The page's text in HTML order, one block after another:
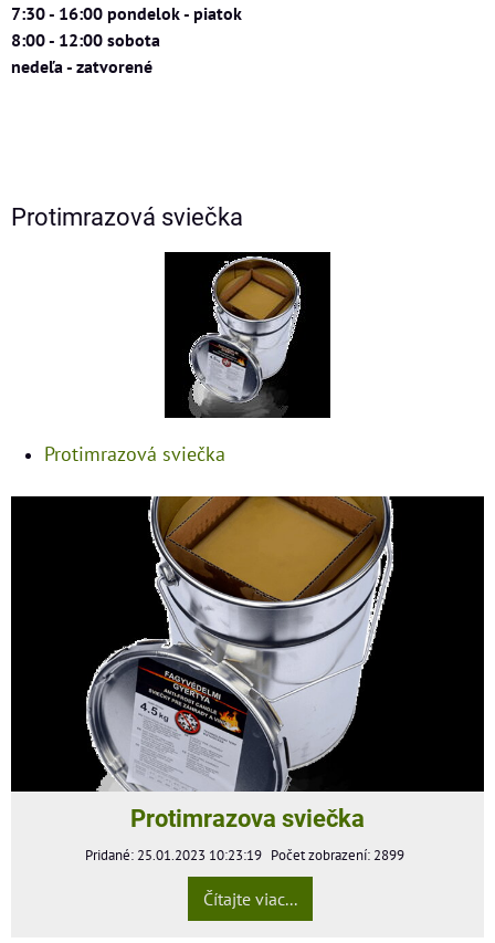
7:30 - 16:00 pondelok - piatok
8:00 - 12:00 sobota
nedeľa - zatvorené
Protimrazová sviečka
Protimrazová sviečka
Protimrazova sviečka
Pridané: 25.01.2023 10:23:19 Počet zobrazení: 2899
Čítajte viac...